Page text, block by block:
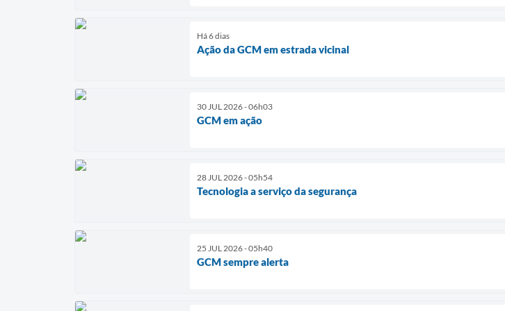
Há 6 dias
Ação da GCM em estrada vicinal
30 JUL 2026 - 06h03
GCM em ação
28 JUL 2026 - 05h54
Tecnologia a serviço da segurança
25 JUL 2026 - 05h40
GCM sempre alerta